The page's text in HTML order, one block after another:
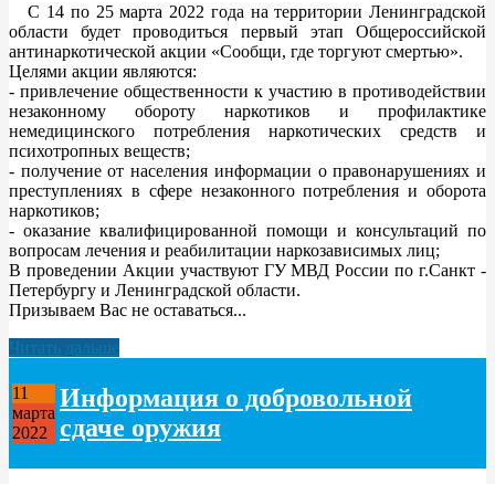
С 14 по 25 марта 2022 года на территории Ленинградской
области будет проводиться первый этап Общероссийской
антинаркотической акции «Сообщи, где торгуют смертью».
Целями акции являются:
- привлечение общественности к участию в противодействии
незаконному обороту наркотиков и профилактике
немедицинского потребления наркотических средств и
психотропных веществ;
- получение от населения информации о правонарушениях и
преступлениях в сфере незаконного потребления и оборота
наркотиков;
- оказание квалифицированной помощи и консультаций по
вопросам лечения и реабилитации наркозависимых лиц;
В проведении Акции участвуют ГУ МВД России по г.Санкт -
Петербургу и Ленинградской области.
Призываем Вас не оставаться...
Читать дальше
11
марта
2022
Информация о добровольной
сдаче оружия